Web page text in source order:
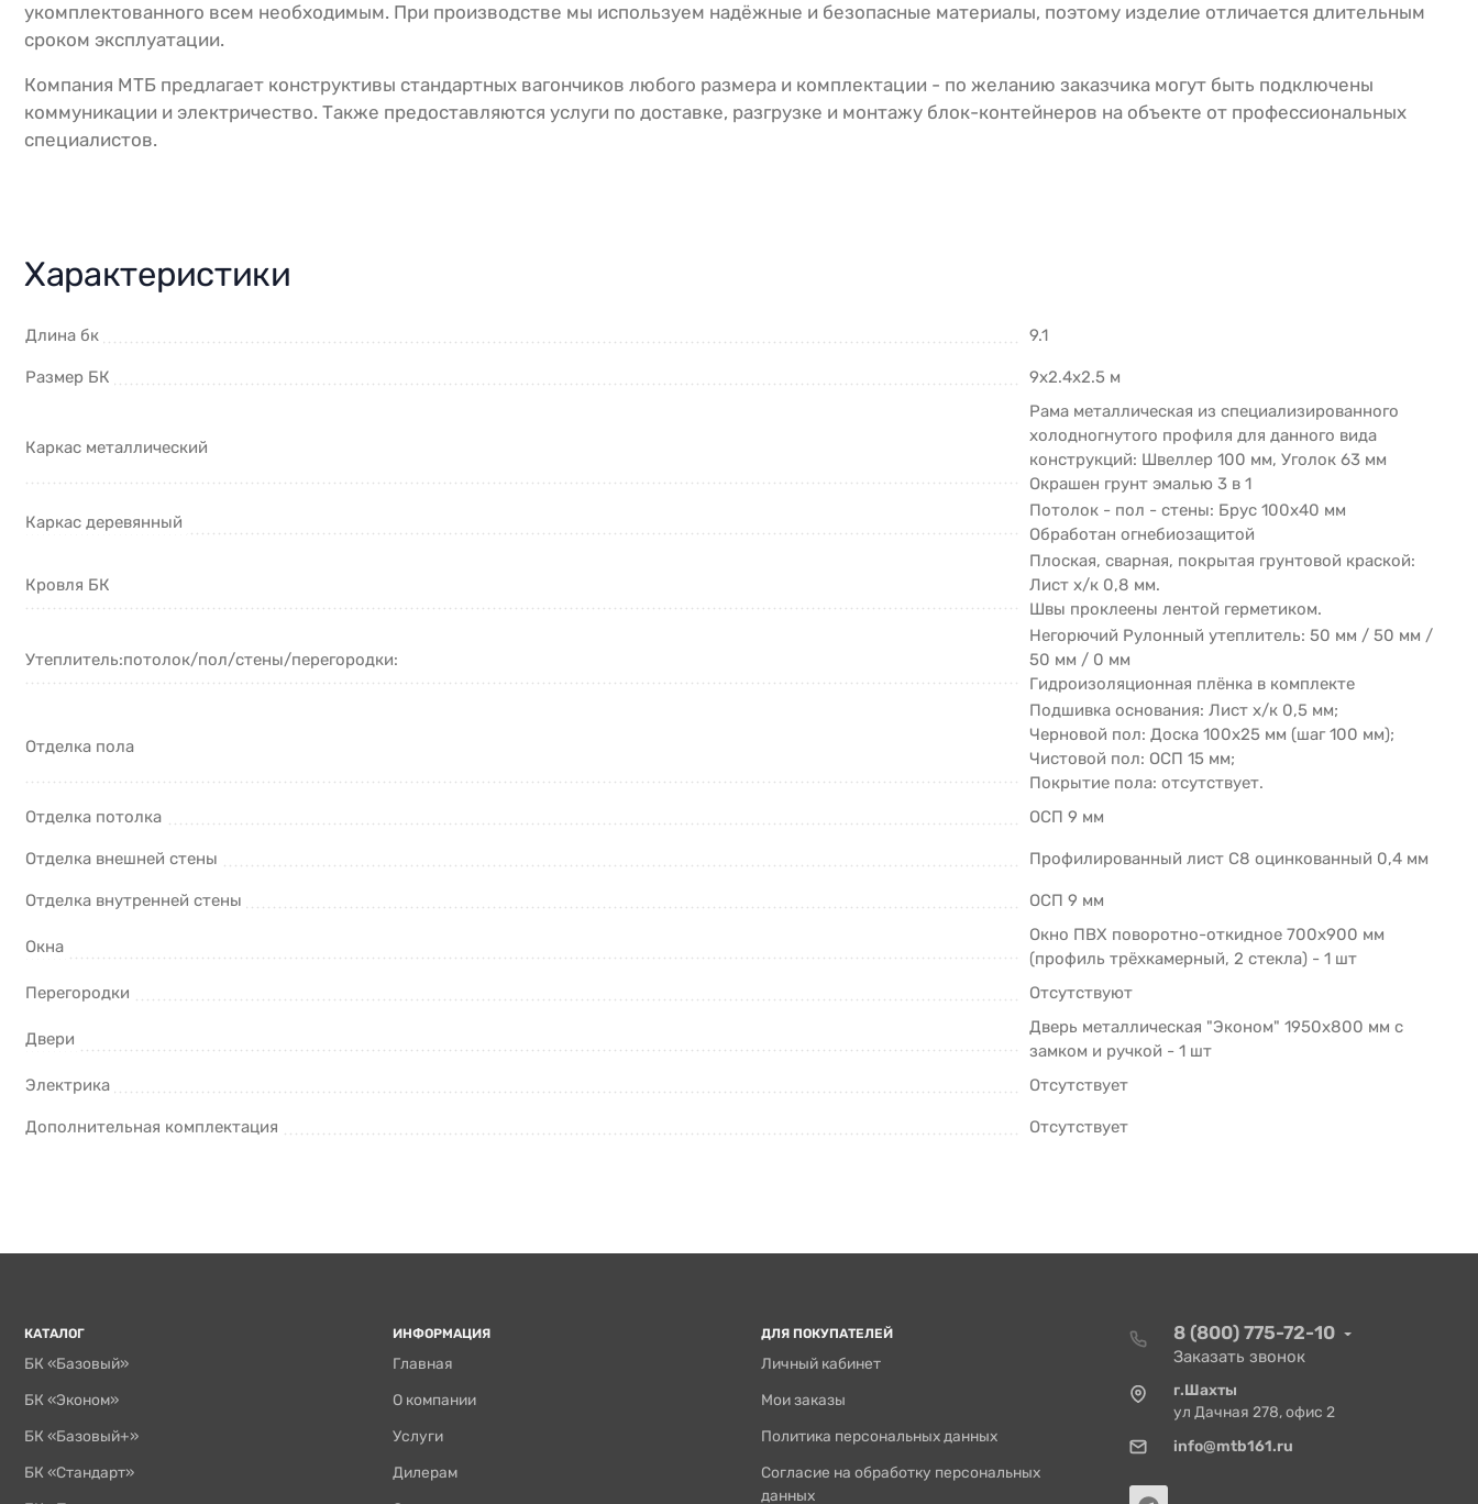
укомплектованного всем необходимым. При производстве мы используем надёжные и безопасные материалы, поэтому изделие отличается длительным
сроком эксплуатации.
Компания МТБ предлагает конструктивы стандартных вагончиков любого размера и комплектации - по желанию заказчика могут быть подключены
коммуникации и электричество. Также предоставляются услуги по доставке, разгрузке и монтажу блок-контейнеров на объекте от профессиональных
специалистов.
Характеристики
Длина бк 9.1
Размер БК 9х2.4х2.5 м
Каркас металлический
Рама металлическая из специализированного
холодногнутого профиля для данного вида
конструкций: Швеллер 100 мм, Уголок 63 мм
Окрашен грунт эмалью 3 в 1
Каркас деревянный
Потолок - пол - стены: Брус 100х40 мм
Обработан огнебиозащитой
Кровля БК
Плоская, сварная, покрытая грунтовой краской:
Лист х/к 0,8 мм.
Швы проклеены лентой герметиком.
Утеплитель:потолок/пол/стены/перегородки:
Негорючий Рулонный утеплитель: 50 мм / 50 мм /
50 мм / 0 мм
Гидроизоляционная плёнка в комплекте
Отделка пола
Подшивка основания: Лист х/к 0,5 мм;
Черновой пол: Доска 100х25 мм (шаг 100 мм);
Чистовой пол: ОСП 15 мм;
Покрытие пола: отсутствует.
Отделка потолка
ОСП 9 мм
Отделка внешней стены Профилированный лист С8 оцинкованный 0,4 мм
Отделка внутренней стены ОСП 9 мм
Окна
Окно ПВХ поворотно-откидное 700х900 мм
(профиль трёхкамерный, 2 стекла) - 1 шт
Перегородки
Отсутствуют
Двери
Дверь металлическая "Эконом" 1950х800 мм с
замком и ручкой - 1 шт
Электрика
Отсутствует
Дополнительная комплектация Отсутствует
КАТАЛОГ
БК «Базовый»
БК «Эконом»
БК «Базовый+»
БК «Стандарт»
ИНФОРМАЦИЯ
Главная
О компании
Услуги
Дилерам
ДЛЯ ПОКУПАТЕЛЕЙ
Личный кабинет
Мои заказы
Политика персональных данных
Согласие на обработку персональных
данных
8 (800) 775-72-10
Заказать звонок
г.Шахты
ул Дачная 278, офис 2
info@mtb161.ru